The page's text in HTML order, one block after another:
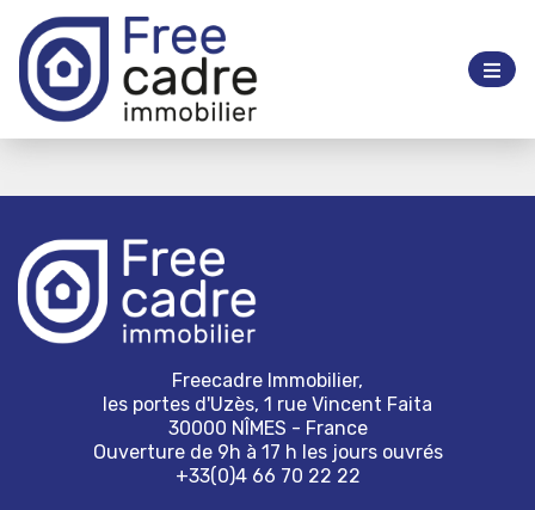
Freecadre Immobilier,
les portes d'Uzès, 1 rue Vincent Faita
30000 NÎMES - France
Ouverture de 9h à 17 h les jours ouvrés
+33(0)4 66 70 22 22